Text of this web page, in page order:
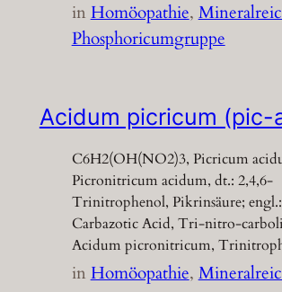
inHomöopathie,
Phosphoricumgruppe
Acidum picricum (pic-
C6H2(OH(NO2)3, Picricum
Picronitricum acidum, dt.: 2,4,6-
Trinitrophenol, Pikrinsäure; engl.:
Carbazotic Acid, Tri-nitro-
Acidum picronitricum,
inHomöopathie,